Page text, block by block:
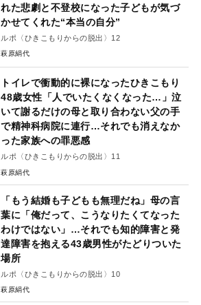
れた悲劇と不登校になった子どもが気づ
かせてくれた“本当の自分”
ルポ〈ひきこもりからの脱出〉12
萩原絹代
トイレで衝動的に裸になったひきこもり
48歳女性「人でいたくなくなった…」泣
いて謝るだけの母と取り合わない父の手
で精神科病院に連行…それでも消えなか
った家族への罪悪感
ルポ〈ひきこもりからの脱出〉11
萩原絹代
「もう結婚も子どもも無理だね」母の言
葉に「俺だって、こうなりたくてなった
わけではない」…それでも知的障害と発
達障害を抱える43歳男性がたどりついた
場所
ルポ〈ひきこもりからの脱出〉10
萩原絹代